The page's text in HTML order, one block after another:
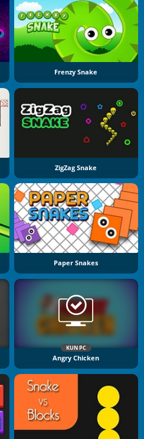
Frenzy Snake
ZigZag Snake
Paper Snakes
KUN PC
Angry Chicken